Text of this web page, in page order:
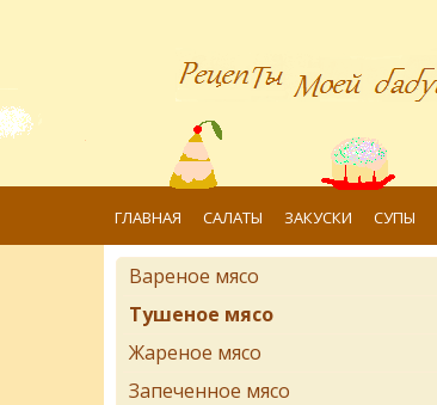
ГЛАВНАЯ САЛАТЫ ЗАКУСКИ СУПЫ
Вареное мясо
Тушеное мясо
Жареное мясо
Запеченное мясо